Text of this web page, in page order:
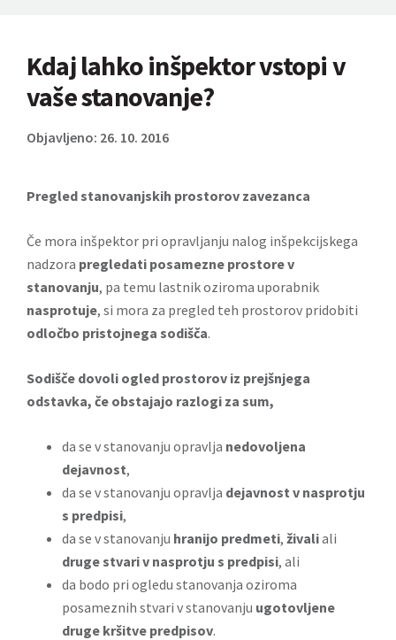
Kdaj lahko inšpektor vstopi v
vaše stanovanje?
Objavljeno: 26. 10. 2016
Pregled stanovanjskih prostorov zavezanca
Če mora inšpektor pri opravljanju nalog inšpekcijskega
nadzora pregledati posamezne prostore v
stanovanju, pa temu lastnik oziroma uporabnik
nasprotuje, si mora za pregled teh prostorov pridobiti
odločbo pristojnega sodišča.
Sodišče dovoli ogled prostorov iz prejšnjega
odstavka, če obstajajo razlogi za sum,
da se v stanovanju opravlja nedovoljena
dejavnost,
da se v stanovanju opravlja dejavnost v nasprotju
s predpisi,
da se v stanovanju hranijo predmeti, živaliali
druge stvari v nasprotju s predpisi, ali
da bodo pri ogledu stanovanja oziroma
posameznih stvari v stanovanju ugotovljene
druge kršitve predpisov.